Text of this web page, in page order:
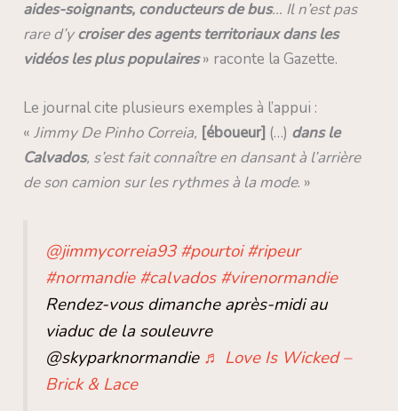
aides-soignants, conducteurs de bus… Il n’est pas
rare d’ycroiser des agents territoriaux dans les
vidéos les plus populaires» raconte la Gazette.
Le journal cite plusieurs exemples à l’appui :
«Jimmy De Pinho Correia, [éboueur] (…) dans le
Calvados, s’est fait connaître en dansant à l’arrière
de son camion sur les rythmes à la mode. »
@jimmycorreia93 #pourtoi #ripeur
#normandie #calvados #virenormandie
Rendez-vous dimanche après-midi au
viaduc de la souleuvre
@skyparknormandie ♬ Love Is Wicked –
Brick & Lace